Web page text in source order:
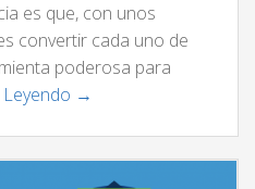
es que, con unos
convertir cada uno de
poderosa para
Leyendo →